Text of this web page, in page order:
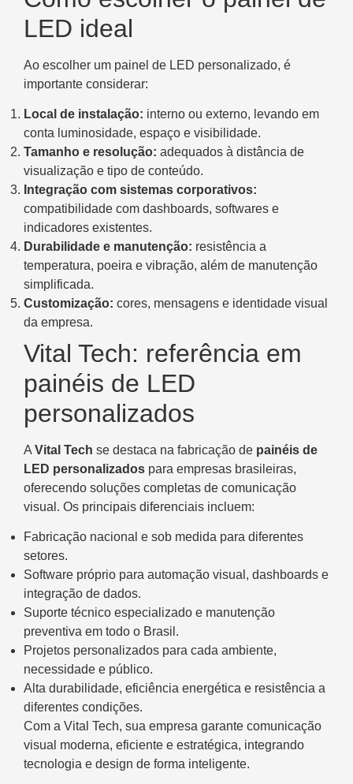
LED ideal
Ao escolher um painel de LED personalizado, é
importante considerar:
Local de instalação: interno ou externo, levando em
conta luminosidade, espaço e visibilidade.
Tamanho e resolução: adequados à distância de
visualização e tipo de conteúdo.
Integração com sistemas corporativos:
compatibilidade com dashboards, softwares e
indicadores existentes.
Durabilidade e manutenção: resistência a
temperatura, poeira e vibração, além de manutenção
simplificada.
Customização: cores, mensagens e identidade visual
da empresa.
Vital Tech: referência em
painéis de LED
personalizados
A Vital Tech se destaca na fabricação de painéis de
LED personalizados para empresas brasileiras,
oferecendo soluções completas de comunicação
visual. Os principais diferenciais incluem:
Fabricação nacional e sob medida para diferentes
setores.
Software próprio para automação visual, dashboards e
integração de dados.
Suporte técnico especializado e manutenção
preventiva em todo o Brasil.
Projetos personalizados para cada ambiente,
necessidade e público.
Alta durabilidade, eficiência energética e resistência a
diferentes condições.
Com a Vital Tech, sua empresa garante comunicação
visual moderna, eficiente e estratégica, integrando
tecnologia e design de forma inteligente.